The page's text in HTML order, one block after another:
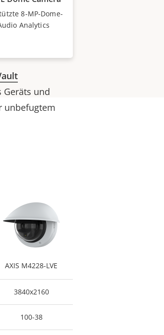
AXIS Audio
plötzliche
klassifizieren
Geräts und
unbefugtem
8-MP-Dome-
Analytics
AXIS M4228-LVE
3840x2160
100-38